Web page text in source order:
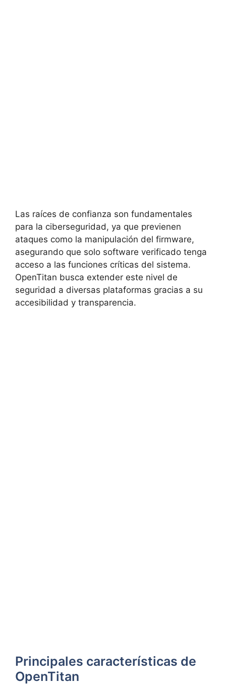
Las raíces de confianza son fundamentales
para la ciberseguridad, ya que previenen
ataques como la manipulación del firmware,
asegurando que solo software verificado tenga
acceso a las funciones críticas del sistema.
OpenTitan busca extender este nivel de
seguridad a diversas plataformas gracias a su
accesibilidad y transparencia.
Principales características de
OpenTitan